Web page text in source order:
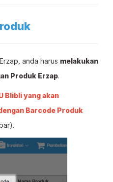
anda harus melakukan
Produk Erzap.
Blibli yang akan
Barcode Produk